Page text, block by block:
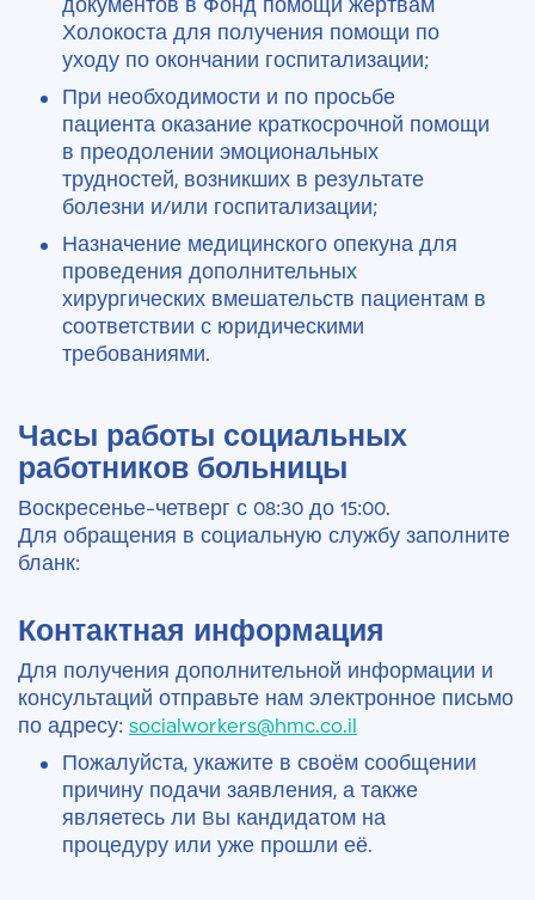
документов в Фонд помощи жертвам
Холокоста для получения помощи по
уходу по окончании госпитализации;
При необходимости и по просьбе
пациента оказание краткосрочной помощи
в преодолении эмоциональных
трудностей, возникших в результате
болезни и/или госпитализации;
Назначение медицинского опекуна для
проведения дополнительных
хирургических вмешательств пациентам в
соответствии с юридическими
требованиями.
Часы работы социальных
работников больницы
Воскресенье-четверг с 08:30 до 15:00.
Для обращения в социальную службу заполните
бланк:
Контактная информация
Для получения дополнительной информации и
консультаций отправьте нам электронное письмо
по адресу: socialworkers@hmc.co.il
Пожалуйста, укажите в своём сообщении
причину подачи заявления, а также
являетесь ли Bы кандидатом на
процедуру или уже прошли её.